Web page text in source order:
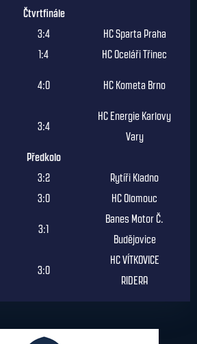
Čtvrtfinále
3:4
HC Sparta Praha
1:4
HC Oceláři Třinec
4:0 HC Kometa Brno
3:4
HC Energie Karlovy
Vary
Předkolo
3:2
Rytíři Kladno
3:0 HC Olomouc
3:1
Banes Motor Č.
Budějovice
3:0
HC VÍTKOVICE
RIDERA